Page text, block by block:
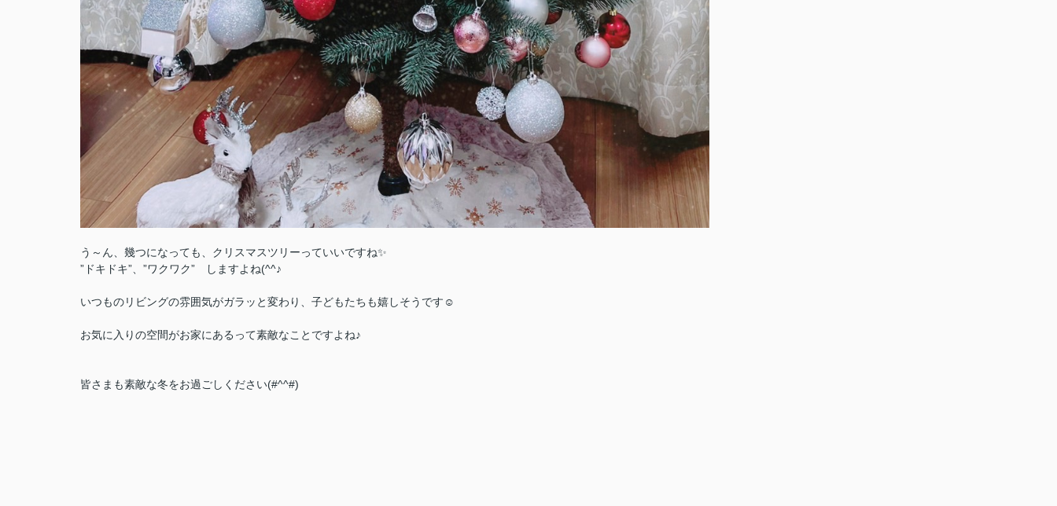
う～ん、幾つになっても、クリスマスツリーっていいですね✨
”ドキドキ”、”ワクワク” しますよね(^^♪
いつものリビングの雰囲気がガラッと変わり、子どもたちも嬉しそうです☺
お気に入りの空間がお家にあるって素敵なことですよね♪
皆さまも素敵な冬をお過ごしください(#^^#)